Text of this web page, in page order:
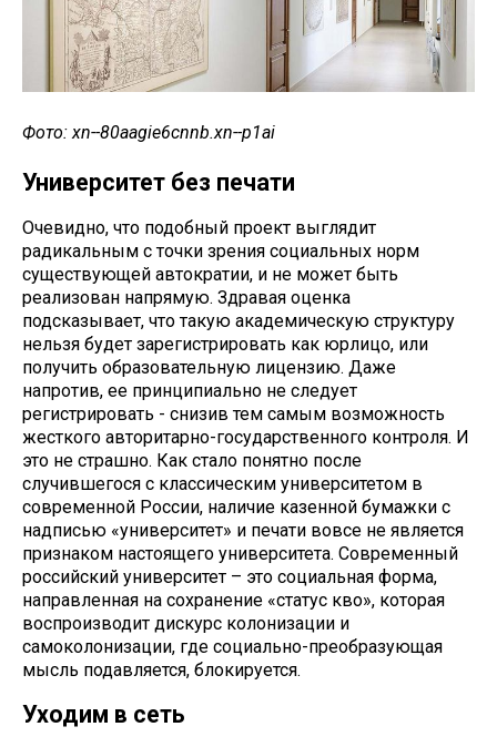
Фото: xn--80aagie6cnnb.xn--p1ai
Университет без печати
Очевидно, что подобный проект выглядит
радикальным с точки зрения социальных норм
существующей автократии, и не может быть
реализован напрямую. Здравая оценка
подсказывает, что такую академическую структуру
нельзя будет зарегистрировать как юрлицо, или
получить образовательную лицензию. Даже
напротив, ее принципиально не следует
регистрировать - снизив тем самым возможность
жесткого авторитарно-государственного контроля. И
это не страшно. Как стало понятно после
случившегося с классическим университетом в
современной России, наличие казенной бумажки с
надписью «университет» и печати вовсе не является
признаком настоящего университета. Современный
российский университет – это социальная форма,
направленная на сохранение «статус кво», которая
воспроизводит дискурс колонизации и
самоколонизации, где социально-преобразующая
мысль подавляется, блокируется.
Уходим в сеть